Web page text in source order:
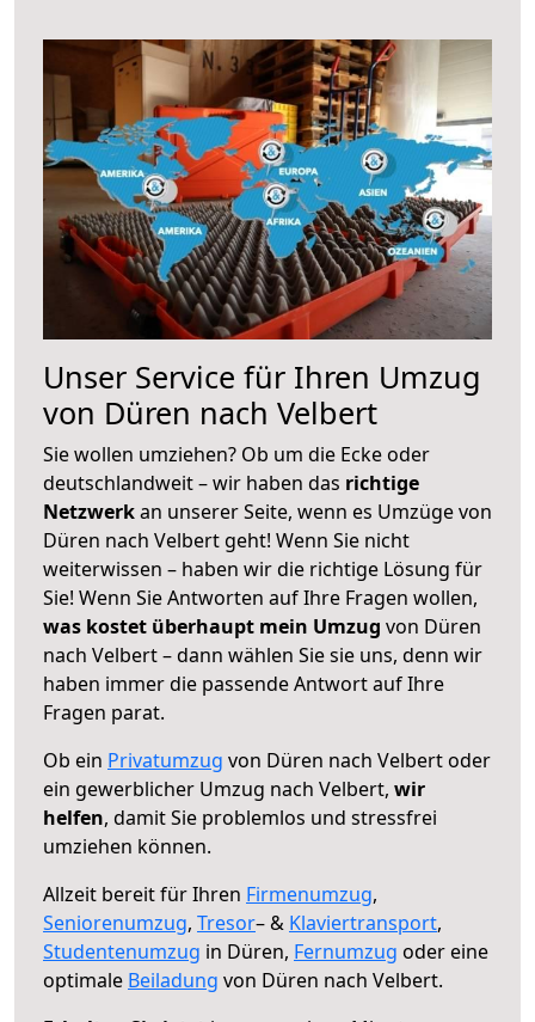
Unser Service für Ihren Umzug
von Düren nach Velbert
Sie wollen umziehen? Ob um die Ecke oder
deutschlandweit – wir haben das richtige
Netzwerkan unserer Seite, wenn es Umzüge von
Düren nach Velbert geht! Wenn Sie nicht
weiterwissen – haben wir die richtige Lösung für
Sie! Wenn Sie Antworten auf Ihre Fragen wollen,
was kostet überhaupt mein Umzug von Düren
nach Velbert – dann wählen Sie sie uns, denn wir
haben immer die passende Antwort auf Ihre
Fragen parat.
Ob ein Privatumzug von Düren nach Velbert oder
ein gewerblicher Umzug nach Velbert, wir
helfen, damit Sie problemlos und stressfrei
umziehen können.
Allzeit bereit für Ihren Firmenumzug,
Seniorenumzug, Tresor– & Klaviertransport,
Studentenumzug in Düren, Fernumzug oder eine
optimale Beiladung von Düren nach Velbert.